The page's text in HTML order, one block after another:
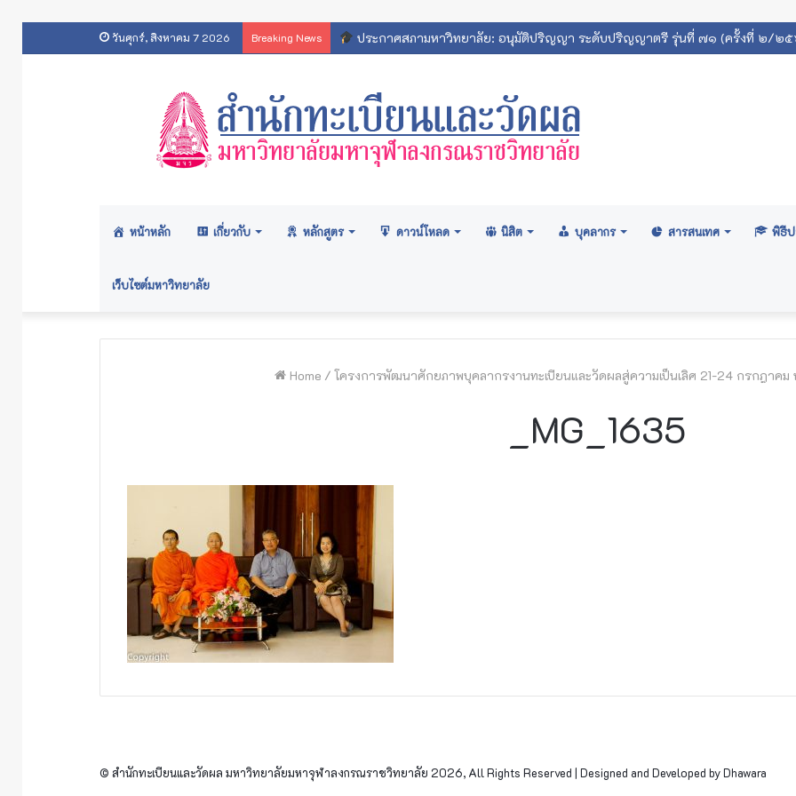
วันศุกร์, สิงหาคม 7 2026 Breaking News ประกาศสภามหาวิทยาลัย: อนุมัติปริญญา ระดับปริญญาตรี รุ่นที่ ๗๑ (ครั้งที่ ๒/๒
หน้าหลัก เกี่ยวกับ หลักสูตร ดาวน์โหลด นิสิต บุคลากร สารสนเทศ พิธี
เว็บไซต์มหาวิทยาลัย
Home / โครงการพัฒนาศักยภาพบุคลากรงานทะเบียนและวัดผลสู่ความเป็นเลิศ 21-24 กรกฎาคม
_MG_1635
© สำนักทะเบียนและวัดผล มหาวิทยาลัยมหาจุฬาลงกรณราชวิทยาลัย 2026, All Rights Reserved | Designed and Developed by Dhawara